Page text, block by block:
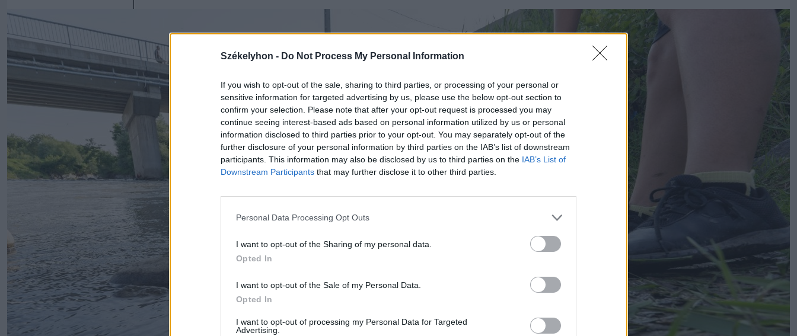
Székelyhon - Do Not Process My Personal Information
If you wish to opt-out of the sale, sharing to third parties, or processing of your personal or
sensitive information for targeted advertising by us, please use the below opt-out section to
confirm your selection. Please note that after your opt-out request is processed you may
continue seeing interest-based ads based on personal information utilized by us or personal
information disclosed to third parties prior to your opt-out. You may separately opt-out of the
further disclosure of your personal information by third parties on the IAB’s list of downstream
participants. This information may also be disclosed by us to third parties on the IAB’s List of
Downstream Participants that may further disclose it to other third parties.
Personal Data Processing Opt Outs
I want to opt-out of the Sharing of my personal data.
Opted In
I want to opt-out of the Sale of my Personal Data.
Opted In
I want to opt-out of processing my Personal Data for Targeted
Advertising.